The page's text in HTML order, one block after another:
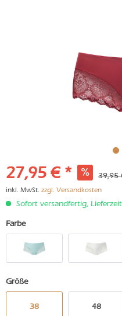
27,95 € * 39,95
inkl. MwSt. zzgl. Versandkosten
Sofort versandfertig,
Farbe
Größe
38 48